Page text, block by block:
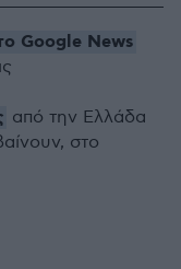
Google News
από την Ελλάδα
στο